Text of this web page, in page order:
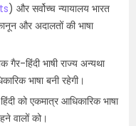
) और सर्वोच्च न्यायालय भारत
और अदालतों की भाषा
हिंदी भाषी राज्य अन्यथा
भाषा बनी रहेगी।
को एकमात्र आधिकारिक भाषा
वालों को।